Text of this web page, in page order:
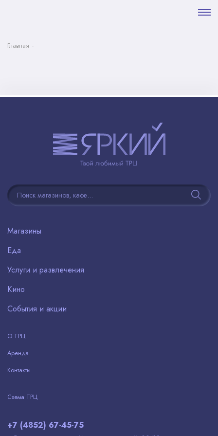
Главная
Магазины
Еда
Услуги и развлечения
Кино
События и акции
О ТРЦ
Аренда
Контакты
Схема ТРЦ
+7 (4852) 67-45-75